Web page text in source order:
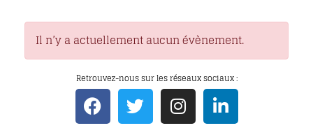
Il n’y a actuellement aucun évènement.
Retrouvez-nous sur les réseaux sociaux :